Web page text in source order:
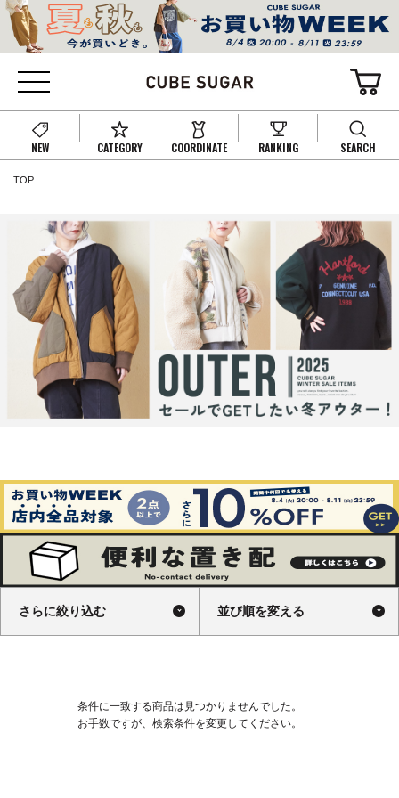
NEW CATEGORY COORDINATE RANKING SEARCH
TOP
さらに絞り込む 並び順を変える
条件に一致する商品は見つかりませんでした。
お手数ですが、検索条件を変更してください。